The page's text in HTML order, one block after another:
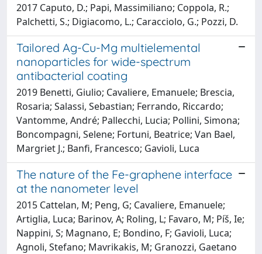
2017 Caputo, D.; Papi, Massimiliano; Coppola, R.;
Palchetti, S.; Digiacomo, L.; Caracciolo, G.; Pozzi, D.
Tailored Ag-Cu-Mg multielemental
nanoparticles for wide-spectrum
antibacterial coating
2019 Benetti, Giulio; Cavaliere, Emanuele; Brescia,
Rosaria; Salassi, Sebastian; Ferrando, Riccardo;
Vantomme, André; Pallecchi, Lucia; Pollini, Simona;
Boncompagni, Selene; Fortuni, Beatrice; Van Bael,
Margriet J.; Banfi, Francesco; Gavioli, Luca
The nature of the Fe-graphene interface
at the nanometer level
2015 Cattelan, M; Peng, G; Cavaliere, Emanuele;
Artiglia, Luca; Barinov, A; Roling, L; Favaro, M; Píš, Ie;
Nappini, S; Magnano, E; Bondino, F; Gavioli, Luca;
Agnoli, Stefano; Mavrikakis, M; Granozzi, Gaetano